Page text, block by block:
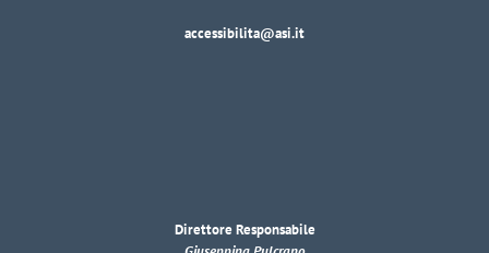
accessibilita@asi.it
Direttore Responsabile